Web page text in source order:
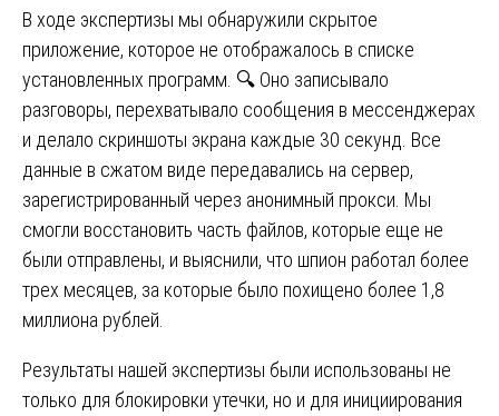
В ходе экспертизы мы обнаружили скрытое
приложение, которое не отображалось в списке
установленных программ. 🔍 Оно записывало
разговоры, перехватывало сообщения в мессенджерах
и делало скриншоты экрана каждые 30 секунд. Все
данные в сжатом виде передавались на сервер,
зарегистрированный через анонимный прокси. Мы
смогли восстановить часть файлов, которые еще не
были отправлены, и выяснили, что шпион работал более
трех месяцев, за которые было похищено более 1,8
миллиона рублей.
Результаты нашей экспертизы были использованы не
только для блокировки утечки, но и для инициирования